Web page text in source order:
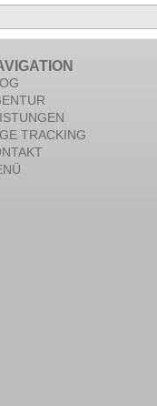
TRACKING